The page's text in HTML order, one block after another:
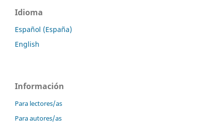
Idioma
Español (España)
English
Información
Para lectores/as
Para autores/as